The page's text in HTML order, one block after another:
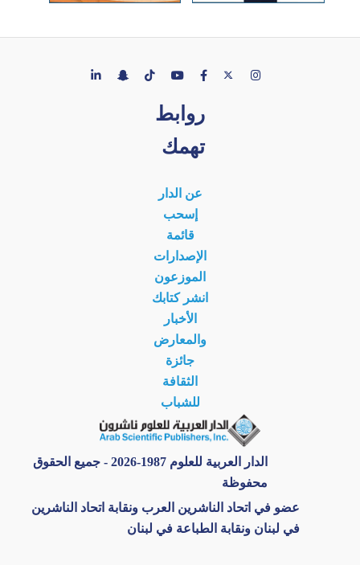
روابط
تهمك
عن الدار
إسحب
قائمة
الإصدارات
الموزعون
انشر كتابك
الأخبار
والمعارض
جائزة
الثقافة
للشباب
الدار العربية للعلوم 1987-2026 - جميع الحقوق
محفوظة
عضو في اتحاد الناشرين العرب ونقابة اتحاد الناشرين
في لبنان ونقابة الطباعة في لبنان